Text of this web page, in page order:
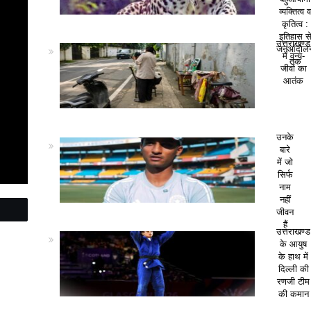
व्यक्तित्व व
कृतित्व :
इतिहास से
तक
उत्तराखण्ड
में वन्य-
जीवों का
आतंक
उनके
बारे
में जो
सिर्फ
नाम
नहीं
जीवन
हैं
उत्तराखण्ड
के आयुष
के हाथ में
दिल्ली की
रणजी टीम
की कमान